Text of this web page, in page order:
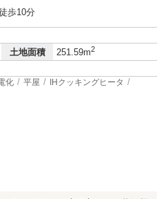
歩10分
土地面積 251.59m2
化 平屋 IHクッキングヒータ